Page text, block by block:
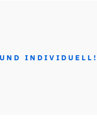
INDIVIDUELL!